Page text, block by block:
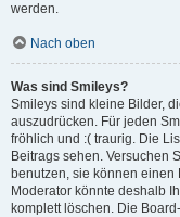
werden.
Nach oben
Was sind Smileys?
Smileys sind kleine Bilder,
auszudrücken. Für jeden
fröhlich und :( traurig. Die
Beitrags sehen. Versuchen
benutzen, sie können
Moderator könnte deshalb
komplett löschen. Die